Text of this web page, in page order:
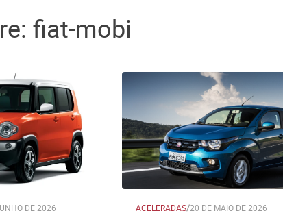
fiat-mobi
DE 2026 ACELERADAS/20 DE MAIO DE 2026